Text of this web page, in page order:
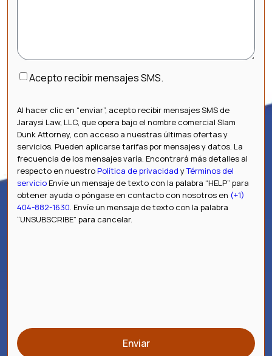
Consentimiento
Acepto recibir mensajes SMS.
Al hacer clic en “enviar”, acepto recibir mensajes SMS de
Jaraysi Law, LLC, que opera bajo el nombre comercial Slam
Dunk Attorney, con acceso a nuestras últimas ofertas y
servicios. Pueden aplicarse tarifas por mensajes y datos. La
frecuencia de los mensajes varía. Encontrará más detalles al
respecto en nuestroPolítica de privacidad yTérminos del
servicioEnvíe un mensaje de texto con la palabra “HELP” para
obtener ayuda o póngase en contacto con nosotros en (+1)
404-882-1630. Envíe un mensaje de texto con la palabra
“UNSUBSCRIBE” para cancelar.